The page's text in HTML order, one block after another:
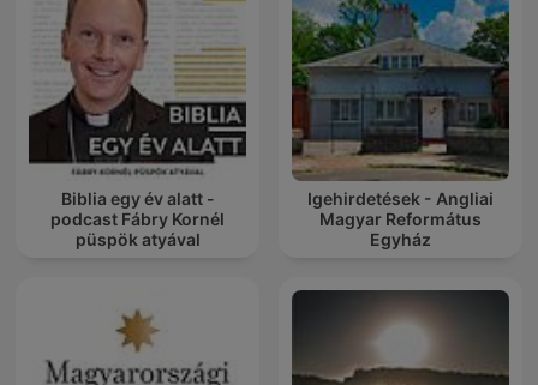
Biblia egy év alatt -
podcast Fábry Kornél
püspök atyával
Igehirdetések - Angliai
Magyar Református
Egyház